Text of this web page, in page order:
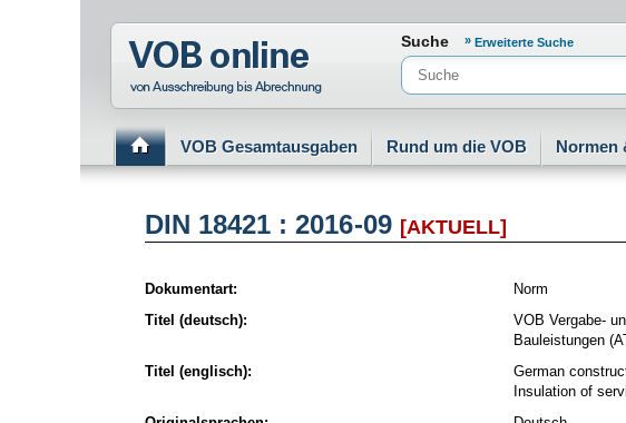
Normenportal Barrierefreiheit
Suche Erweiterte Suche
VOB Gesamtausgaben Rund um die VOB Normen
DIN 18421 : 2016-09 [AKTUELL]
Dokumentart:
Norm
Titel (deutsch):
VOB Vergabe-
Bauleistungen
Titel (englisch):
German
Insulation of